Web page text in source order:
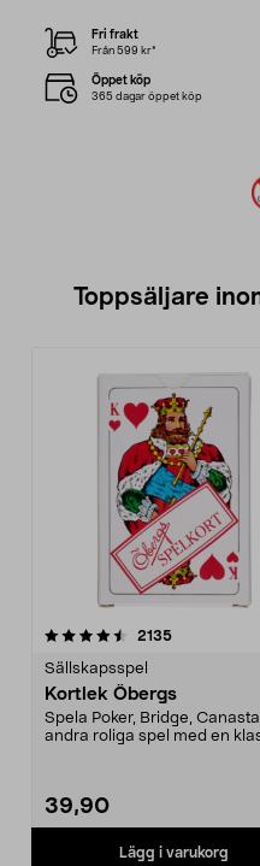
Fri frakt
Från 599 kr*
Öppet köp
365 dagar öppet köp
Toppsäljare
2135recensioner
Sällskapsspel
Kortlek Öbergs
Spela Poker, Bridge,
andra roliga spel med en
39,90
Lägg i varukorg
4.5 av 5 stjärnor